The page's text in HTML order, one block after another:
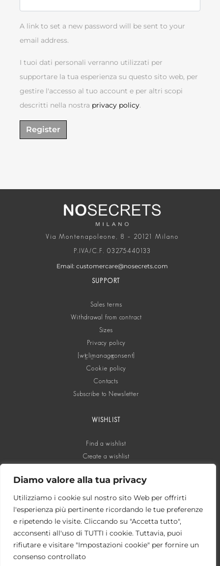
Diamo valore alla tua privacy
Utilizziamo i cookie sul nostro sito Web per offrirti
l'esperienza più pertinente ricordando le tue preferenze
e ripetendo le visite. Cliccando su "Accetta tutto",
acconsenti all'uso di TUTTI i cookie. Tuttavia, puoi
rifiutare e visitare "Impostazioni cookie" per fornire un
consenso controllato
A link to set a new password will be sent to your
email address.
I tuoi dati personali verranno utilizzati per
supportare la tua esperienza su questo sito web, per
gestire l'accesso al tuo account e per altri scopi
descritti nella nostra privacy policy.
Register
Via Montenapoleone, 8 – 20121 Milano
P.IVA/C.F. 03275440133
Email: customercare@nosecrets.com
SUPPORT
Sales terms
Withdrawal from contract
Sizes
Privacy policy
[wt_cli_manage_consent]
Cookie policy
Contacts
Subscribe to Newsletter
WISHLIST
Find a wishlist
Create a wishlist
SOCIAL